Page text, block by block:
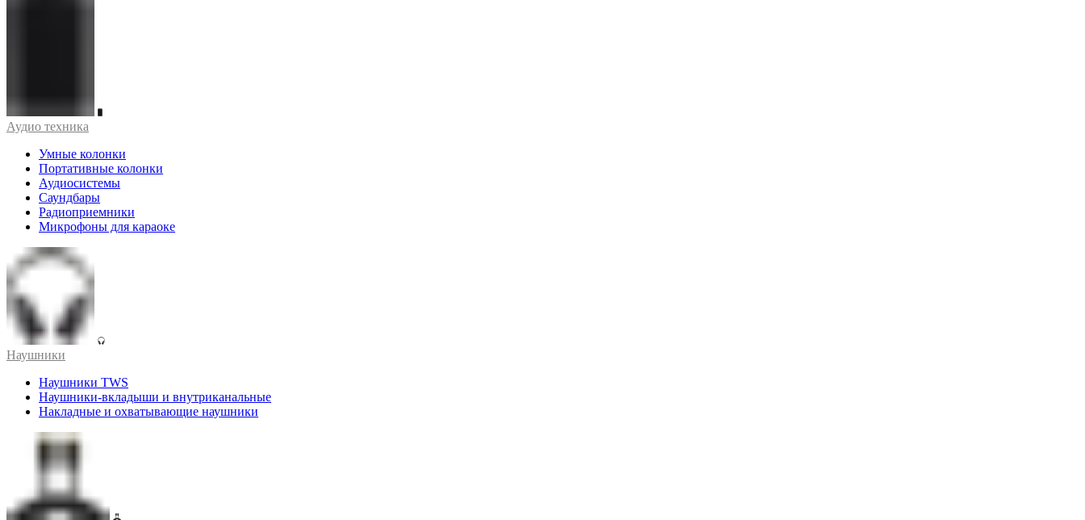
Аудио техника
Умные колонки
Портативные колонки
Аудиосистемы
Саундбары
Радиоприемники
Микрофоны для караоке
Наушники
Наушники TWS
Наушники-вкладыши и внутриканальные
Накладные и охватывающие наушники